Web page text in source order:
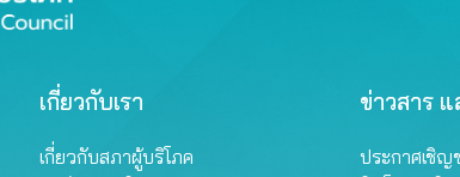
เกี่ยวกับเรา
เกี่ยวกับสภาผู้บริโภค
ข่าวสาร
ประกาศเชิญ